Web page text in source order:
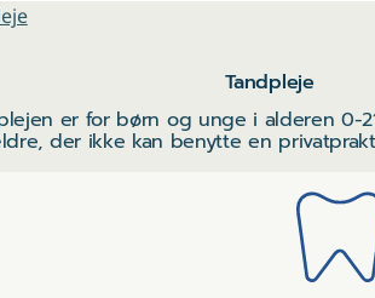
Tandpleje
er for børn og unge i alderen 0-
der ikke kan benytte en
senest